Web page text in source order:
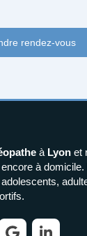
rendez-vous
à Lyon et
à